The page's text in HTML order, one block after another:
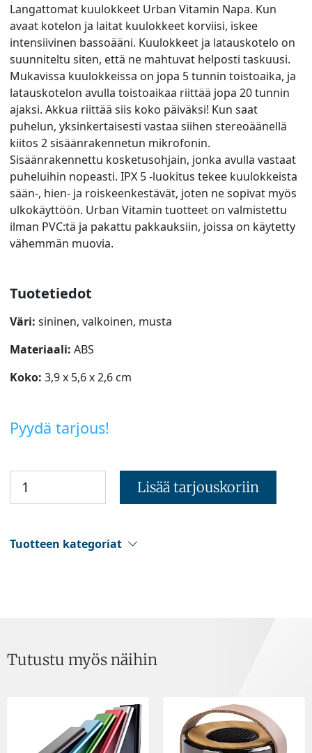
Langattomat kuulokkeet Urban Vitamin Napa. Kun
avaat kotelon ja laitat kuulokkeet korviisi, iskee
intensiivinen bassoääni. Kuulokkeet ja latauskotelo on
suunniteltu siten, että ne mahtuvat helposti taskuusi.
Mukavissa kuulokkeissa on jopa 5 tunnin toistoaika, ja
latauskotelon avulla toistoaikaa riittää jopa 20 tunnin
ajaksi. Akkua riittää siis koko päiväksi! Kun saat
puhelun, yksinkertaisesti vastaa siihen stereoäänellä
kiitos 2 sisäänrakennetun mikrofonin.
Sisäänrakennettu kosketusohjain, jonka avulla vastaat
puheluihin nopeasti. IPX 5 -luokitus tekee kuulokkeista
sään-, hien- ja roiskeenkestävät, joten ne sopivat myös
ulkokäyttöön. Urban Vitamin tuotteet on valmistettu
ilman PVC:tä ja pakattu pakkauksiin, joissa on käytetty
vähemmän muovia.
Tuotetiedot
Väri: sininen, valkoinen, musta
Materiaali: ABS
Koko: 3,9 x 5,6 x 2,6 cm
Pyydä tarjous!
Lisää tarjouskoriin
Tuotteen kategoriat
Tutustu myös näihin